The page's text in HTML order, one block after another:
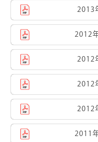
2013
2012
2012
2012
2012
2011